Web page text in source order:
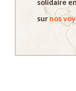
solidaire
surnos